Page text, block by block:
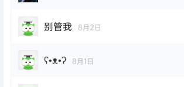
别管我 8月2日
ʕ•ᴥ•ʔ 8月1日